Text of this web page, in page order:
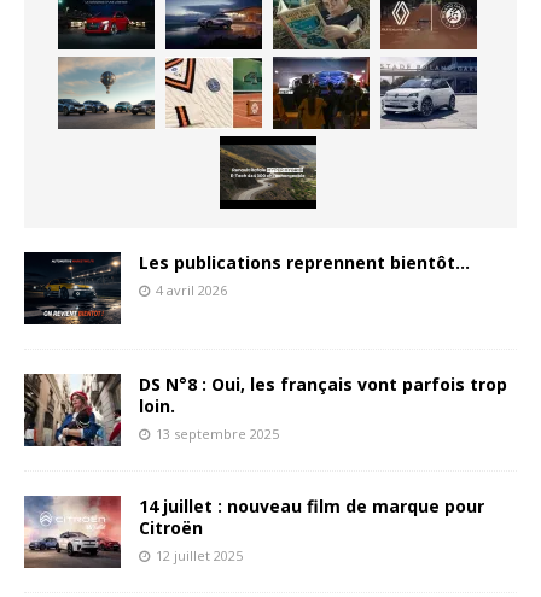
Les publications reprennent bientôt…
4 avril 2026
DS N°8 : Oui, les français vont parfois trop
loin.
13 septembre 2025
14 juillet : nouveau film de marque pour
Citroën
12 juillet 2025